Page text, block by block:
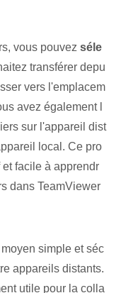
vous pouvez séle
transférer depu
vers l'emplacem
avez également l
sur l'appareil dist
local. Ce pro
facile à apprendr
dans TeamViewer
simple et séc
appareils distants.
utile pour la colla